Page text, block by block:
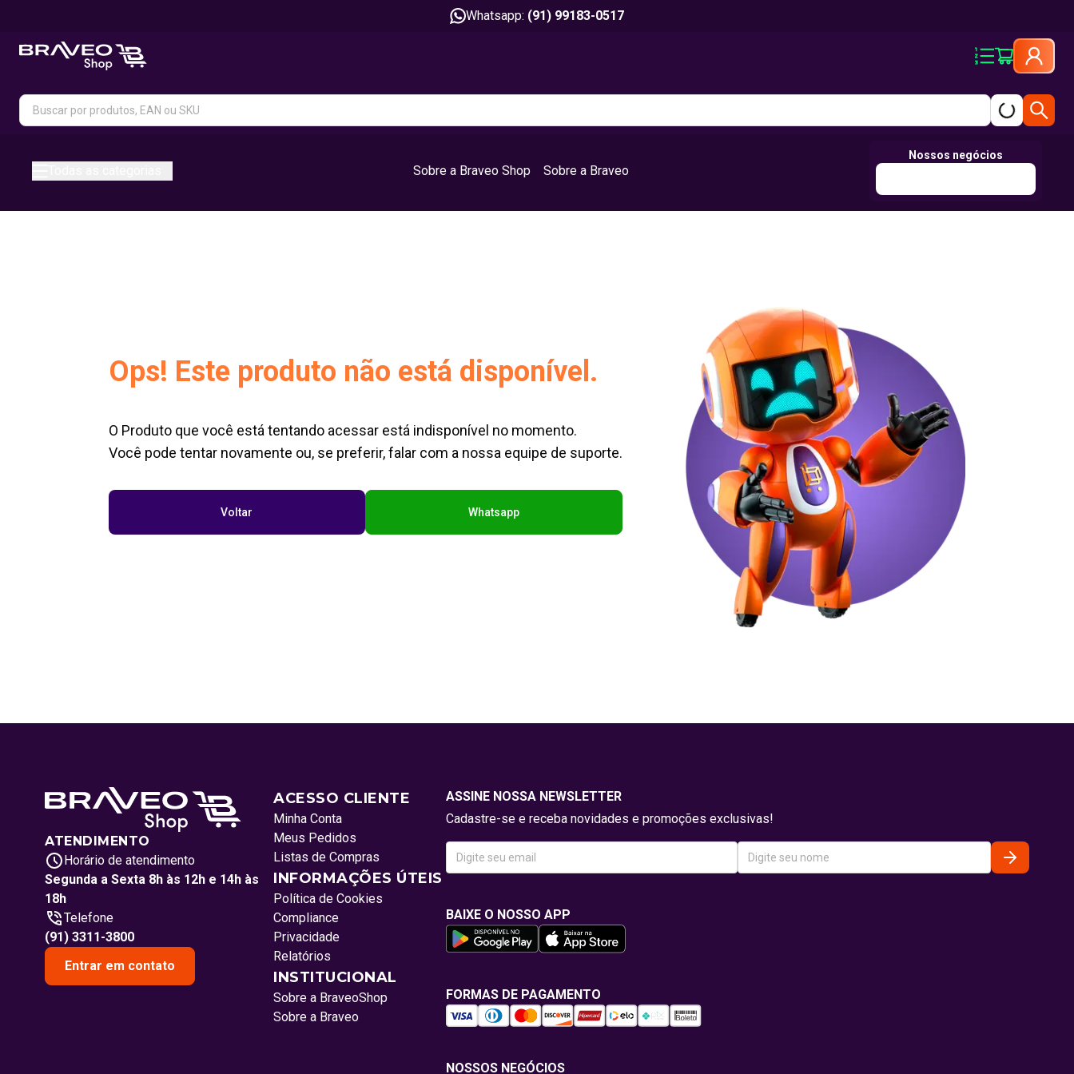
Whatsapp: (91) 99183-0517
Sobre a Braveo Shop Sobre a Braveo
Nossos negócios
Ops! Este produto não está disponível.
O Produto que você está tentando acessar está indisponível no momento.
Você pode tentar novamente ou, se preferir, falar com a nossa equipe de suporte.
Voltar Whatsapp
ATENDIMENTO
Horário de atendimento
Segunda a Sexta 8h às 12h e 14h às
18h
Telefone
(91) 3311-3800
Entrar em contato
ACESSO CLIENTE
Minha Conta
Meus Pedidos
Listas de Compras
INFORMAÇÕES ÚTEIS
Política de Cookies
Compliance
Privacidade
Relatórios
INSTITUCIONAL
Sobre a BraveoShop
Sobre a Braveo
ASSINE NOSSA NEWSLETTER
Cadastre-se e receba novidades e promoções exclusivas!
BAIXE O NOSSO APP
FORMAS DE PAGAMENTO
NOSSOS NEGÓCIOS